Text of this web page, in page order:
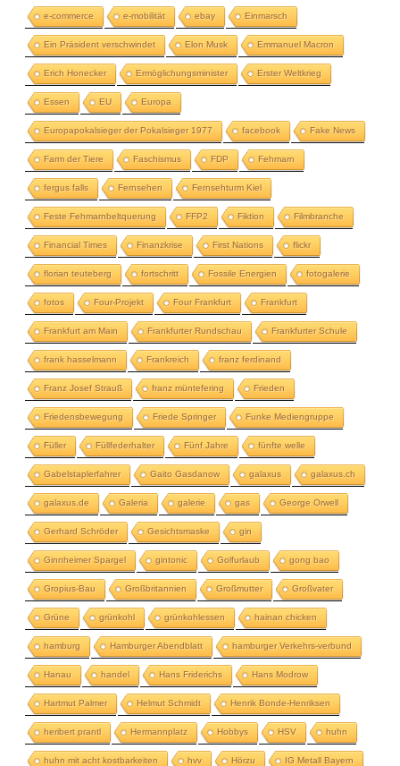
e-commerce e-mobilität ebay Einmarsch
Ein Präsident verschwindet Elon Musk Emmanuel Macron
Erich Honecker Ermöglichungsminister Erster Weltkrieg
Essen EU Europa
Europapokalsieger der Pokalsieger 1977 facebook Fake News
Farm der Tiere Faschismus FDP Fehmarn
fergus falls Fernsehen Fernsehturm Kiel
Feste Fehmarnbeltquerung FFP2 Fiktion Filmbranche
Financial Times Finanzkrise First Nations flickr
florian teuteberg fortschritt Fossile Energien fotogalerie
fotos Four-Projekt Four Frankfurt Frankfurt
Frankfurt am Main Frankfurter Rundschau Frankfurter Schule
frank hasselmann Frankreich franz ferdinand
Franz Josef Strauß franz müntefering Frieden
Friedensbewegung Friede Springer Funke Mediengruppe
Füller Füllfederhalter Fünf Jahre fünfte welle
Gabelstaplerfahrer Gaito Gasdanow galaxus galaxus.ch
galaxus.de Galeria galerie gas George Orwell
Gerhard Schröder Gesichtsmaske gin
Ginnheimer Spargel gintonic Golfurlaub gong bao
Gropius-Bau Großbritannien Großmutter Großvater
Grüne grünkohl grünkohlessen hainan chicken
hamburg Hamburger Abendblatt hamburger Verkehrs-verbund
Hanau handel Hans Friderichs Hans Modrow
Hartmut Palmer Helmut Schmidt Henrik Bonde-Henriksen
heribert prantl Hermannplatz Hobbys HSV huhn
huhn mit acht kostbarkeiten hvv Hörzu IG Metall Bayern